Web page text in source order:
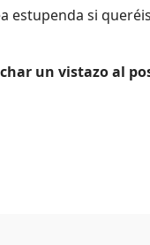
estupenda si
un vistazo al